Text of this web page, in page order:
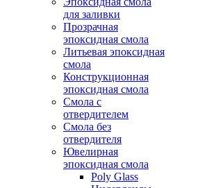
для заливки
Прозрачная
эпоксидная смола
Литьевая эпоксидная
смола
Конструкционная
эпоксидная смола
Смола с
отвердителем
Смола без
отвердителя
Ювелирная
эпоксидная смола
Poly Glass